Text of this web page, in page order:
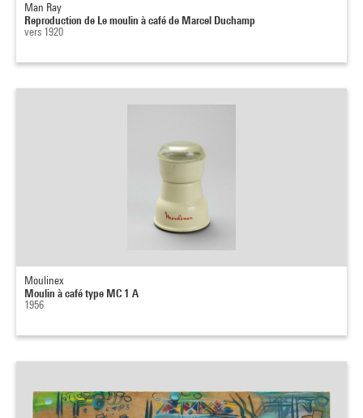
Man Ray
Reproduction de Le moulin à café de Marcel Duchamp
vers 1920
Moulinex
Moulin à café type MC 1 A
1956